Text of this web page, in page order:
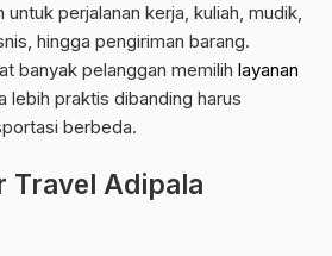
untuk perjalanan kerja, kuliah, mudik,
hingga pengiriman barang.
banyak pelanggan memilih layanan
lebih praktis dibanding harus
berbeda.
Travel Adipala